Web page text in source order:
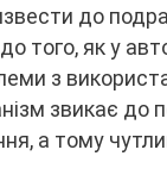
до
того, як у
з
звикає до
а тому